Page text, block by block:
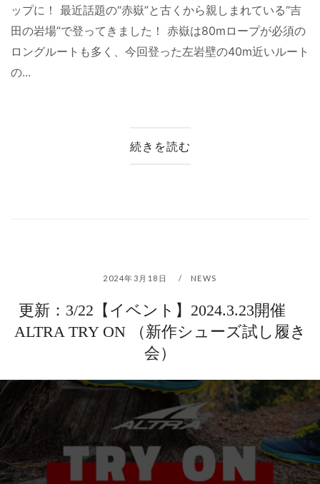
ップに！ 最近話題の“赤嶽”と古くから親しまれている“吉
田の岩場”で登ってきました！ 赤嶽は80mロープが必須の
ロングルートも多く、今回登った左岩壁の40m近いルート
の...
続きを読む
2024年3月18日 NEWS
更新：3/22【イベント】2024.3.23開催
ALTRA TRY ON （新作シューズ試し履き
会）